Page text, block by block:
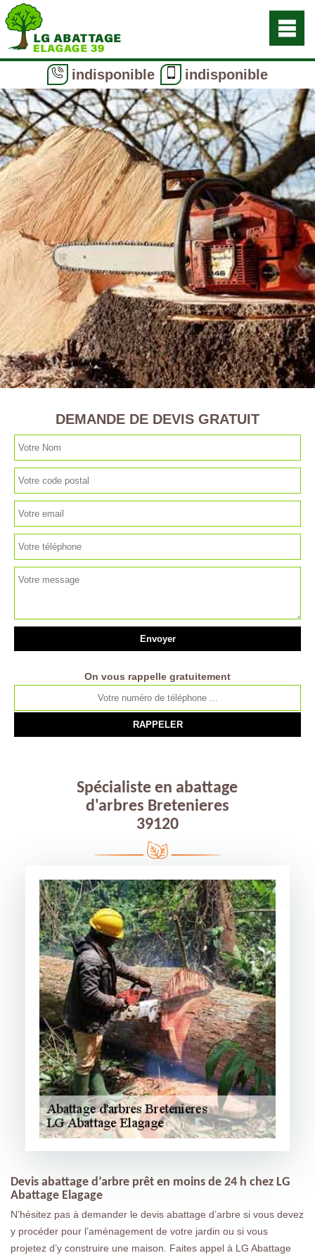
indisponible indisponible
DEMANDE DE DEVIS GRATUIT
On vous rappelle gratuitement
Spécialiste en abattage
d'arbres Bretenieres
39120
Devis abattage d’arbre prêt en moins de 24 h chez LG
Abattage Elagage
N’hésitez pas à demander le devis abattage d’arbre si vous devez
y procéder pour l’aménagement de votre jardin ou si vous
projetez d’y construire une maison. Faites appel à LG Abattage